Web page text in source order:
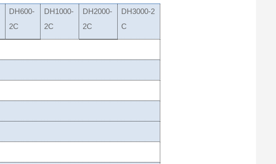
DH600-
2C
DH1000-
2C
DH2000-
2C
DH3000-2
C